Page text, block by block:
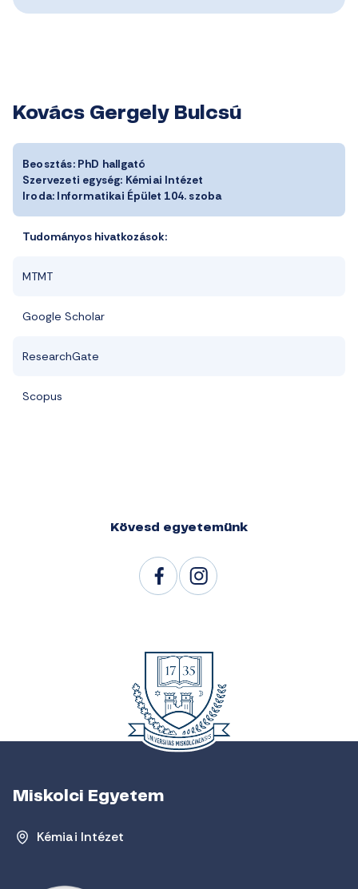
Kovács Gergely Bulcsú
Beosztás: PhD hallgató
Szervezeti egység: Kémiai Intézet
Iroda: Informatikai Épület 104. szoba
Tudományos hivatkozások:
MTMT
Google Scholar
ResearchGate
Scopus
Kövesd egyetemünk
Miskolci Egyetem
Kémiai Intézet